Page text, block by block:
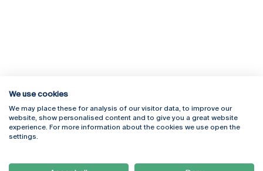
Rua Diogo Botelho 1327
4169-005 Porto
+351 226 196 240
Campus Online
Webmail
Como Chegar
We use cookies
We may place these for analysis of our visitor data, to improve our
website, show personalised content and to give you a great website
experience. For more information about the cookies we use open the
settings.